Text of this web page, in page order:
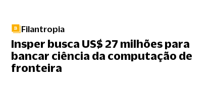
Filantropia
Insper busca US$ 27 milhões para
bancar ciência da computação de
fronteira